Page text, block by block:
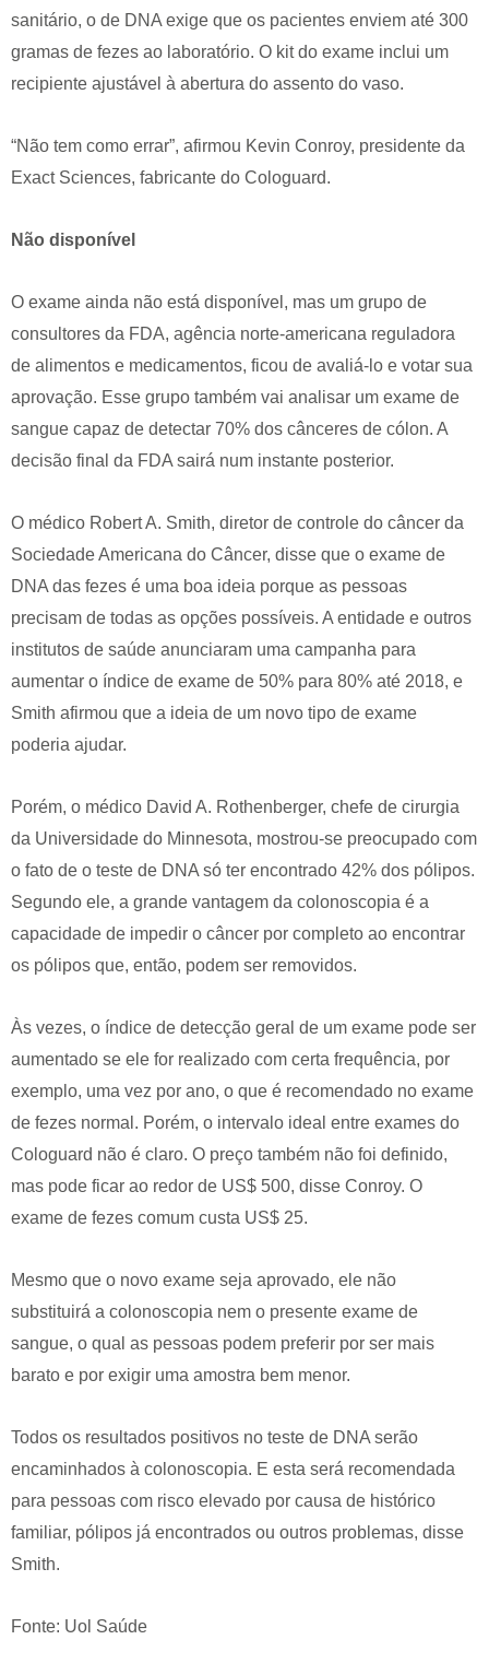
sanitário, o de DNA exige que os pacientes enviem até 300
gramas de fezes ao laboratório. O kit do exame inclui um
recipiente ajustável à abertura do assento do vaso.
“Não tem como errar”, afirmou Kevin Conroy, presidente da
Exact Sciences, fabricante do Cologuard.
Não disponível
O exame ainda não está disponível, mas um grupo de
consultores da FDA, agência norte-americana reguladora
de alimentos e medicamentos, ficou de avaliá-lo e votar sua
aprovação. Esse grupo também vai analisar um exame de
sangue capaz de detectar 70% dos cânceres de cólon. A
decisão final da FDA sairá num instante posterior.
O médico Robert A. Smith, diretor de controle do câncer da
Sociedade Americana do Câncer, disse que o exame de
DNA das fezes é uma boa ideia porque as pessoas
precisam de todas as opções possíveis. A entidade e outros
institutos de saúde anunciaram uma campanha para
aumentar o índice de exame de 50% para 80% até 2018, e
Smith afirmou que a ideia de um novo tipo de exame
poderia ajudar.
Porém, o médico David A. Rothenberger, chefe de cirurgia
da Universidade do Minnesota, mostrou-se preocupado com
o fato de o teste de DNA só ter encontrado 42% dos pólipos.
Segundo ele, a grande vantagem da colonoscopia é a
capacidade de impedir o câncer por completo ao encontrar
os pólipos que, então, podem ser removidos.
Às vezes, o índice de detecção geral de um exame pode ser
aumentado se ele for realizado com certa frequência, por
exemplo, uma vez por ano, o que é recomendado no exame
de fezes normal. Porém, o intervalo ideal entre exames do
Cologuard não é claro. O preço também não foi definido,
mas pode ficar ao redor de US$ 500, disse Conroy. O
exame de fezes comum custa US$ 25.
Mesmo que o novo exame seja aprovado, ele não
substituirá a colonoscopia nem o presente exame de
sangue, o qual as pessoas podem preferir por ser mais
barato e por exigir uma amostra bem menor.
Todos os resultados positivos no teste de DNA serão
encaminhados à colonoscopia. E esta será recomendada
para pessoas com risco elevado por causa de histórico
familiar, pólipos já encontrados ou outros problemas, disse
Smith.
Fonte: Uol Saúde